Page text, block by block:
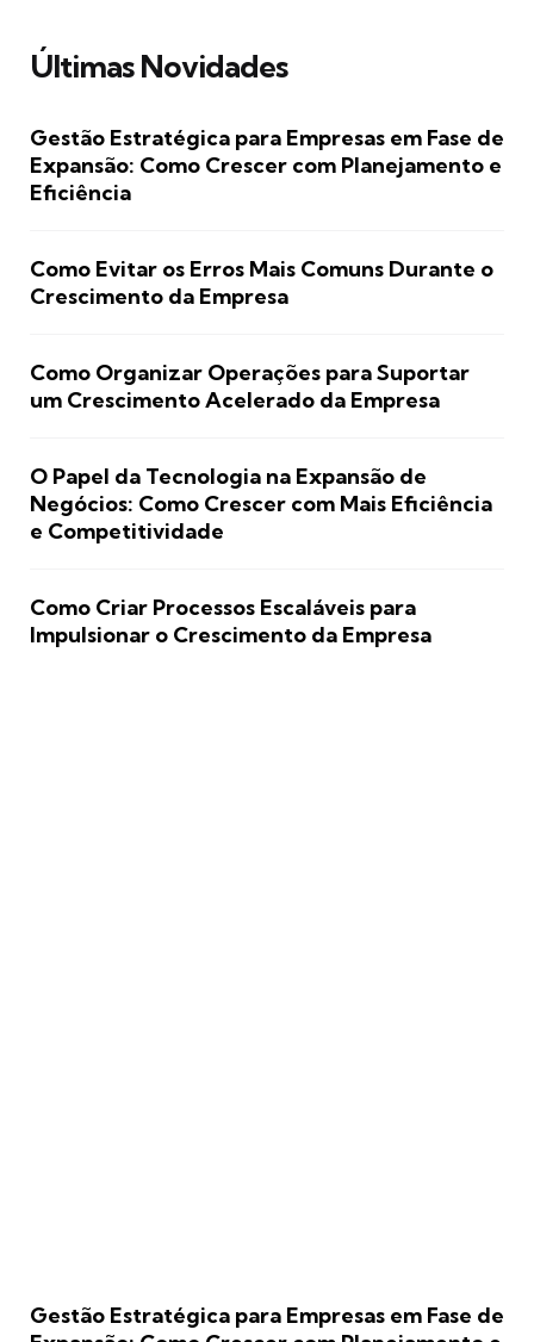
Últimas Novidades
Gestão Estratégica para Empresas em Fase de
Expansão: Como Crescer com Planejamento e
Eficiência
Como Evitar os Erros Mais Comuns Durante o
Crescimento da Empresa
Como Organizar Operações para Suportar
um Crescimento Acelerado da Empresa
O Papel da Tecnologia na Expansão de
Negócios: Como Crescer com Mais Eficiência
e Competitividade
Como Criar Processos Escaláveis para
Impulsionar o Crescimento da Empresa
Gestão Estratégica para Empresas em Fase de